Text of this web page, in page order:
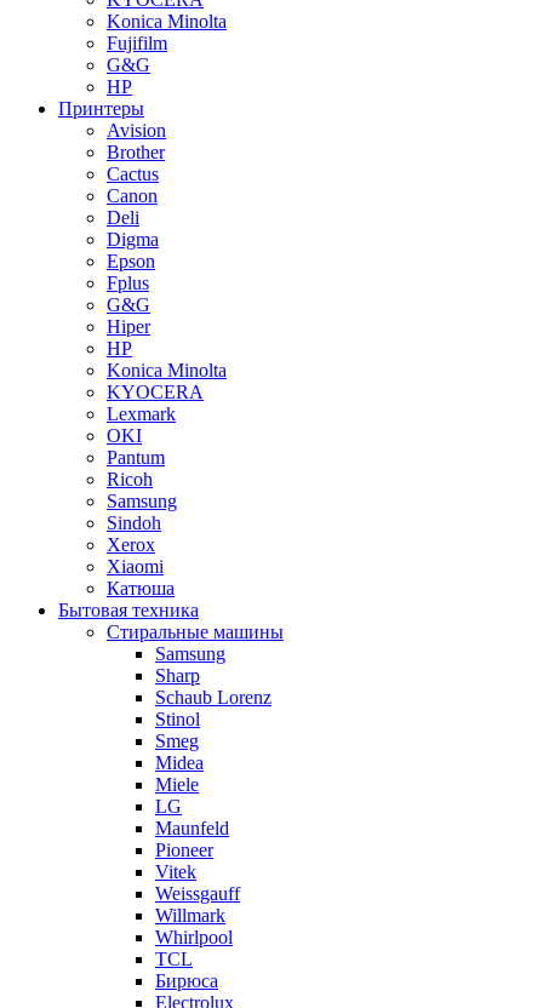
Konica Minolta
Fujifilm
G&G
HP
Принтеры
Avision
Brother
Cactus
Canon
Deli
Digma
Epson
Fplus
G&G
Hiper
HP
Konica Minolta
KYOCERA
Lexmark
OKI
Pantum
Ricoh
Samsung
Sindoh
Xerox
Xiaomi
Катюша
Бытовая техника
Стиральные машины
Samsung
Sharp
Schaub Lorenz
Stinol
Smeg
Midea
Miele
LG
Maunfeld
Pioneer
Vitek
Weissgauff
Willmark
Whirlpool
TCL
Бирюса
Electrolux